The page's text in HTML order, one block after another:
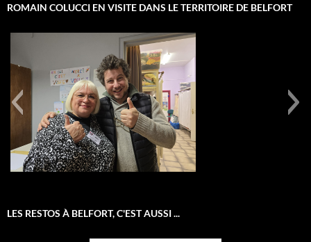
ROMAIN COLUCCI EN VISITE DANS LE TERRITOIRE DE BELFORT
LES RESTOS À BELFORT, C'EST AUSSI ...